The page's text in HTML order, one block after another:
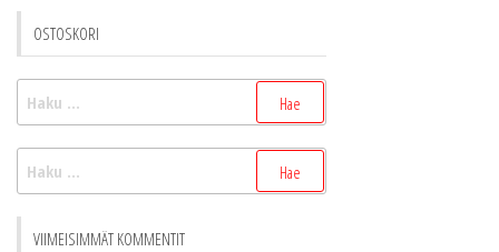
OSTOSKORI
VIIMEISIMMÄT KOMMENTIT